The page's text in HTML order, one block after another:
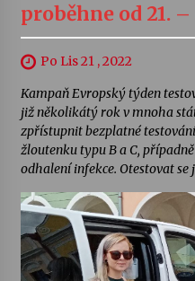
proběhne od 21.
Po Lis 21 , 2022
Kampaň Evropský týden
již několikátý rok v mnoha
zpřístupnit bezplatné
žloutenku typu B a C,
odhalení infekce. Otestovat